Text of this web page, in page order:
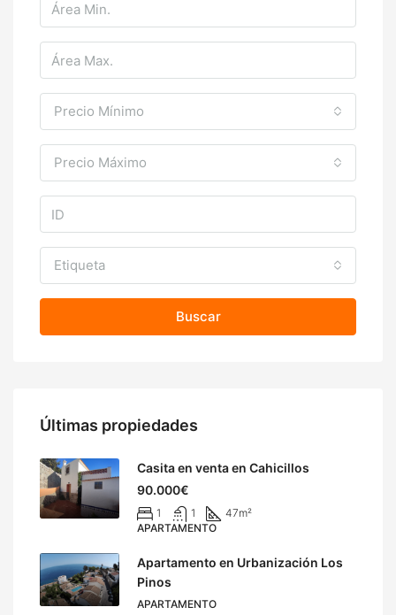
Precio Mínimo
Precio Máximo
Etiqueta
Buscar
Últimas propiedades
Casita en venta en Cahicillos
90.000€
1 1 47m²
APARTAMENTO
Apartamento en Urbanización Los
Pinos
APARTAMENTO